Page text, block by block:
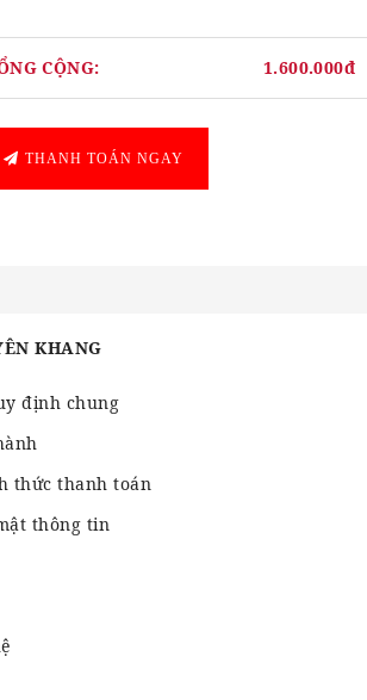
CỘNG: 1.600.000đ
THANH TOÁN NGAY
KHANG
định chung
thức thanh toán
thông tin